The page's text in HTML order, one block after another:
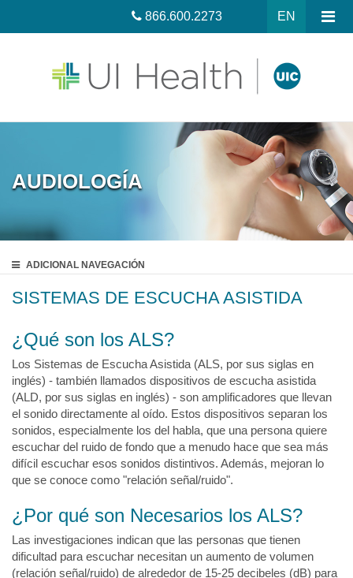
EN
866.600.2273
AUDIOLOGÍA
ADICIONAL NAVEGACIÓN
SISTEMAS DE ESCUCHA ASISTIDA
¿Qué son los ALS?
Los Sistemas de Escucha Asistida (ALS, por sus siglas en
inglés) - también llamados dispositivos de escucha asistida
(ALD, por sus siglas en inglés) - son amplificadores que llevan
el sonido directamente al oído. Estos dispositivos separan los
sonidos, especialmente los del habla, que una persona quiere
escuchar del ruido de fondo que a menudo hace que sea más
difícil escuchar esos sonidos distintivos. Además, mejoran lo
que se conoce como "relación señal/ruido".
¿Por qué son Necesarios los ALS?
Las investigaciones indican que las personas que tienen
dificultad para escuchar necesitan un aumento de volumen
(relación señal/ruido) de alrededor de 15-25 decibeles (dB) para